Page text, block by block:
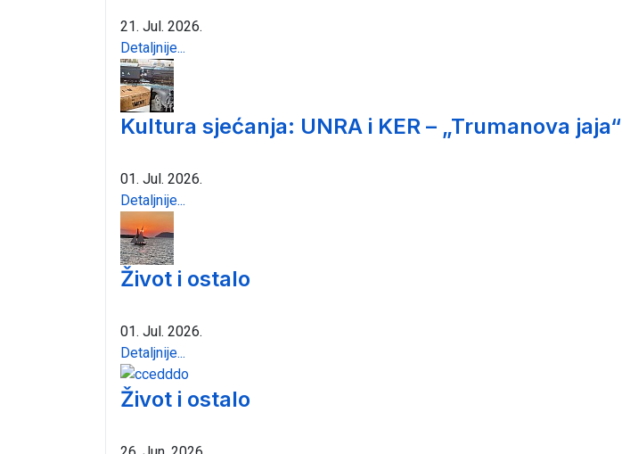
21. Jul. 2026.
Detaljnije...
Kultura sjećanja: UNRA i KER – „Trumanova jaja“
01. Jul. 2026.
Detaljnije...
Život i ostalo
01. Jul. 2026.
Detaljnije...
Život i ostalo